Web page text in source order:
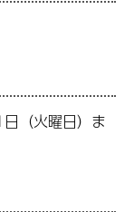
（火曜日）ま